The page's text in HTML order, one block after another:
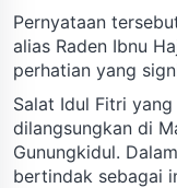
Pernyataan
alias Raden Ibnu
perhatian yang
Salat Idul Fitri
dilangsungkan di
Gunungkidul.
bertindak sebagai